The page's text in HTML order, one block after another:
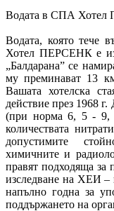
Водата в СПА
Водата, която тече
Хотел ПЕРСЕНК е
„Балдарана” се
му преминават 13
Вашата хотелска
действие през 1968
(при норма 6, 5 - 9,
количествата
допустимите
химичните и
правят подходяща за
изследване на ХЕИ –
напълно годна за
поддържането на